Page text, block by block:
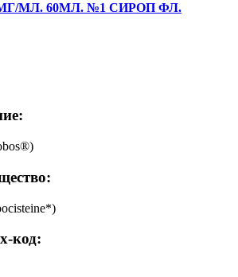
МЛ. 60МЛ. №1 СИРОП ФЛ.
код: